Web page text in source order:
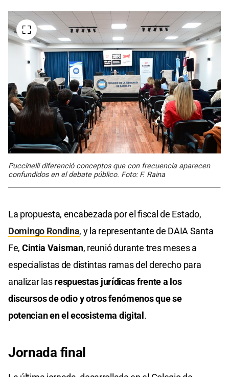
Puccinelli diferenció conceptos que con frecuencia aparecen
confundidos en el debate público. Foto: F. Raina
La propuesta, encabezada por el fiscal de Estado,
Domingo Rondina, y la representante de DAIA Santa
Fe, Cintia Vaisman, reunió durante tres meses a
especialistas de distintas ramas del derecho para
analizar lasrespuestas jurídicas frente a los
discursos de odio y otros fenómenos que se
potencian en el ecosistema digital .
Jornada final